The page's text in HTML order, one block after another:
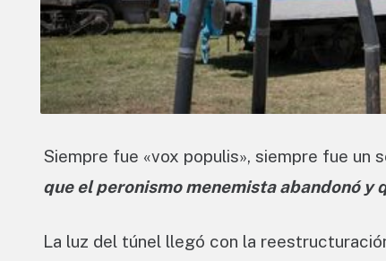
Siempre fue «vox populis», siempre fue un
que el peronismo menemista abandonó y
La luz del túnel llegó con la